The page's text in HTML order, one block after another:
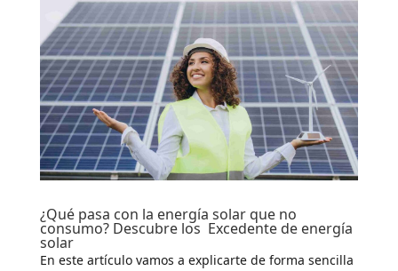
¿Qué pasa con la energía solar que no
consumo? Descubre los Excedente de energía
solar
En este artículo vamos a explicarte de forma sencilla